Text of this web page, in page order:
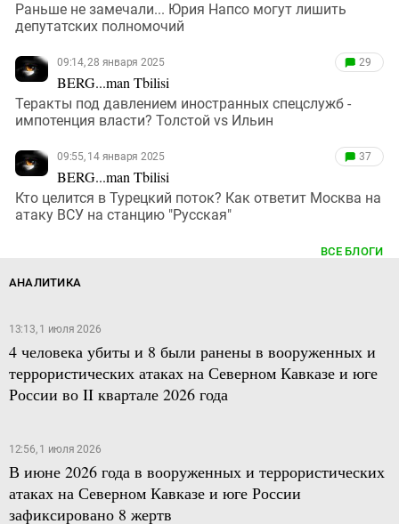
Раньше не замечали... Юрия Напсо могут лишить
депутатских полномочий
09:14, 28 января 2025
BERG...man Tbilisi
29
Теракты под давлением иностранных спецслужб -
импотенция власти? Толстой vs Ильин
09:55, 14 января 2025
BERG...man Tbilisi
37
Кто целится в Турецкий поток? Как ответит Москва на
атаку ВСУ на станцию "Русская"
ВСЕ БЛОГИ
АНАЛИТИКА
13:13, 1 июля 2026
4 человека убиты и 8 были ранены в вооруженных и
террористических атаках на Северном Кавказе и юге
России во II квартале 2026 года
12:56, 1 июля 2026
В июне 2026 года в вооруженных и террористических
атаках на Северном Кавказе и юге России
зафиксировано 8 жертв